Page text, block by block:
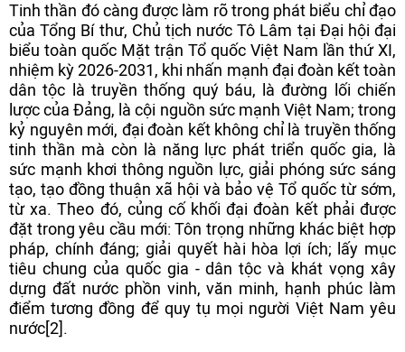
Tinh thần đó càng được làm rõ trong phát biểu chỉ đạo
của Tổng Bí thư, Chủ tịch nước Tô Lâm tại Đại hội đại
biểu toàn quốc Mặt trận Tổ quốc Việt Nam lần thứ XI,
nhiệm kỳ 2026-2031, khi nhấn mạnh đại đoàn kết toàn
dân tộc là truyền thống quý báu, là đường lối chiến
lược của Đảng, là cội nguồn sức mạnh Việt Nam; trong
kỷ nguyên mới, đại đoàn kết không chỉ là truyền thống
tinh thần mà còn là năng lực phát triển quốc gia, là
sức mạnh khơi thông nguồn lực, giải phóng sức sáng
tạo, tạo đồng thuận xã hội và bảo vệ Tổ quốc từ sớm,
từ xa. Theo đó, củng cố khối đại đoàn kết phải được
đặt trong yêu cầu mới: Tôn trọng những khác biệt hợp
pháp, chính đáng; giải quyết hài hòa lợi ích; lấy mục
tiêu chung của quốc gia - dân tộc và khát vọng xây
dựng đất nước phồn vinh, văn minh, hạnh phúc làm
điểm tương đồng để quy tụ mọi người Việt Nam yêu
nước[2].